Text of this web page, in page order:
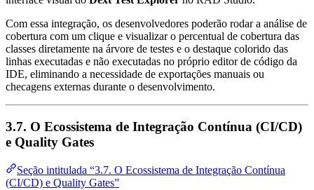
Com essa integração, os desenvolvedores poderão rodar a análise de
cobertura com um clique e visualizar o percentual de cobertura das
classes diretamente na árvore de testes e o destaque colorido das
linhas executadas e não executadas no próprio editor de código da
IDE, eliminando a necessidade de exportações manuais ou
checagens externas durante o desenvolvimento.
3.7. O Ecossistema de Integração Contínua (CI/CD)
e Quality Gates
Seção intitulada “3.7. O Ecossistema de Integração Contínua
(CI/CD) e Quality Gates”